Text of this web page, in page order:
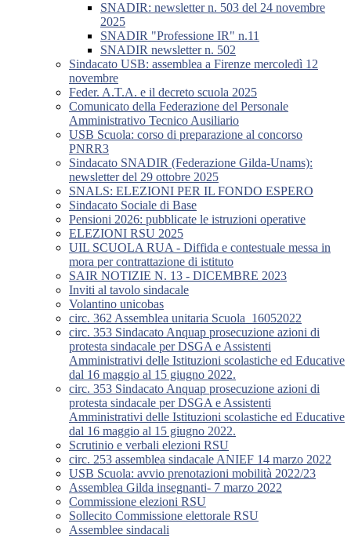
SNADIR: newsletter n. 503 del 24 novembre
2025
SNADIR "Professione IR" n.11
SNADIR newsletter n. 502
Sindacato USB: assemblea a Firenze mercoledì 12
novembre
Feder. A.T.A. e il decreto scuola 2025
Comunicato della Federazione del Personale
Amministrativo Tecnico Ausiliario
USB Scuola: corso di preparazione al concorso
PNRR3
Sindacato SNADIR (Federazione Gilda-Unams):
newsletter del 29 ottobre 2025
SNALS: ELEZIONI PER IL FONDO ESPERO
Sindacato Sociale di Base
Pensioni 2026: pubblicate le istruzioni operative
ELEZIONI RSU 2025
UIL SCUOLA RUA - Diffida e contestuale messa in
mora per contrattazione di istituto
SAIR NOTIZIE N. 13 - DICEMBRE 2023
Inviti al tavolo sindacale
Volantino unicobas
circ. 362 Assemblea unitaria Scuola_16052022
circ. 353 Sindacato Anquap prosecuzione azioni di
protesta sindacale per DSGA e Assistenti
Amministrativi delle Istituzioni scolastiche ed Educative
dal 16 maggio al 15 giugno 2022.
circ. 353 Sindacato Anquap prosecuzione azioni di
protesta sindacale per DSGA e Assistenti
Amministrativi delle Istituzioni scolastiche ed Educative
dal 16 maggio al 15 giugno 2022.
Scrutinio e verbali elezioni RSU
circ. 253 assemblea sindacale ANIEF 14 marzo 2022
USB Scuola: avvio prenotazioni mobilità 2022/23
Assemblea Gilda insegnanti- 7 marzo 2022
Commissione elezioni RSU
Sollecito Commissione elettorale RSU
Assemblee sindacali